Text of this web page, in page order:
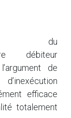
du
débiteur
de
efficace
totalement